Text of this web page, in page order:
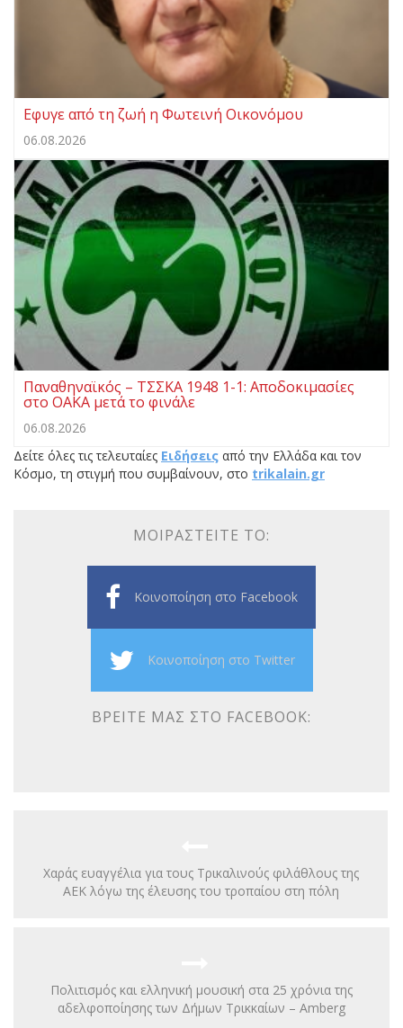
Eφυγε από τη ζωή η Φωτεινή Οικονόμου
06.08.2026
Παναθηναϊκός – ΤΣΣΚΑ 1948 1-1: Αποδοκιμασίες
στο ΟΑΚΑ μετά το φινάλε
06.08.2026
Δείτε όλες τις τελευταίες Ειδήσεις από την Ελλάδα και τον
Κόσμο, τη στιγμή που συμβαίνουν, στο trikalain.gr
ΜΟΙΡΑΣΤΕΊΤΕ ΤΟ:
Κοινοποίηση στο Facebook
Κοινοποίηση στο Twitter
ΒΡΕΊΤΕ ΜΑΣ ΣΤΟ FACEBOOK:
Χαράς ευαγγέλια για τους Τρικαλινούς φιλάθλους της
ΑΕΚ λόγω της έλευσης του τροπαίου στη πόλη
Πολιτισμός και ελληνική μουσική στα 25 χρόνια της
αδελφοποίησης των Δήμων Τρικκαίων – Amberg